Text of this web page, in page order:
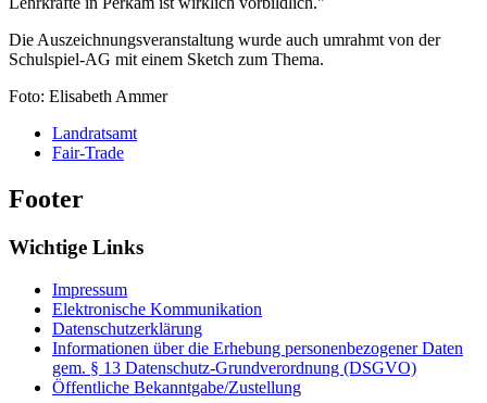
Die Auszeichnungsveranstaltung wurde auch umrahmt von der
Schulspiel-AG mit einem Sketch zum Thema.
Foto: Elisabeth Ammer
Landratsamt
Fair-Trade
Footer
Wichtige Links
Impressum
Elektronische Kommunikation
Datenschutzerklärung
Informationen über die Erhebung personenbezogener Daten
gem. § 13 Datenschutz-Grundverordnung (DSGVO)
Öffentliche Bekanntgabe/Zustellung